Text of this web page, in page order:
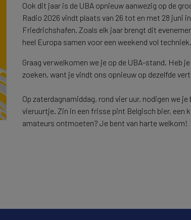
Ook dit jaar is de UBA opnieuw aanwezig op de
Radio 2026 vindt plaats van 26 tot en met 28 juni
Friedrichshafen. Zoals elk jaar brengt dit
heel Europa samen voor een weekend vol
Graag verwelkomen we je op de UBA-stand. Heb
zoeken, want je vindt ons opnieuw op dezelfde
Op zaterdagnamiddag, rond vier uur, nodigen we
vieruurtje. Zin in een frisse pint Belgisch bier,
amateurs ontmoeten? Je bent van harte welkom!